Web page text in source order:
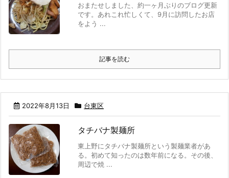
おまたせしました、約一ヶ月ぶりのブログ更新
です。あれこれ忙しくて、9月に訪問したお店
をよう ...
記事を読む
2022年8月13日 台東区
タチバナ製麺所
東上野にタチバナ製麺所という製麺業者があ
る。初めて知ったのは数年前になる。その後、
周辺で焼 ...